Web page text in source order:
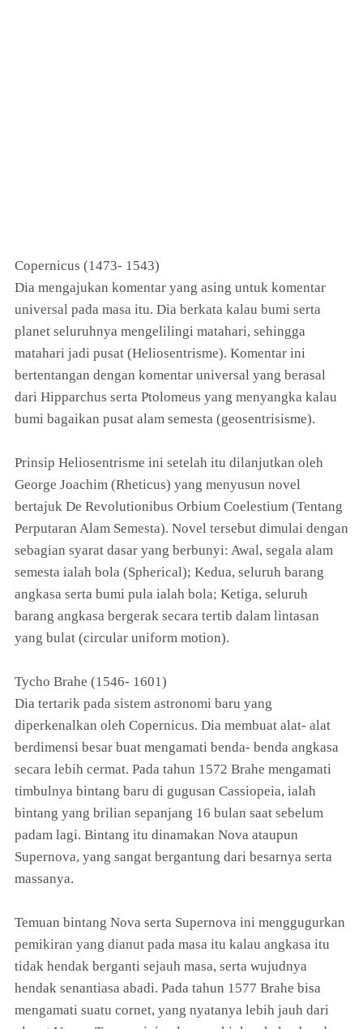
Copernicus (1473- 1543)
Dia mengajukan komentar yang asing untuk komentar
universal pada masa itu. Dia berkata kalau bumi serta
planet seluruhnya mengelilingi matahari, sehingga
matahari jadi pusat (Heliosentrisme). Komentar ini
bertentangan dengan komentar universal yang berasal
dari Hipparchus serta Ptolomeus yang menyangka kalau
bumi bagaikan pusat alam semesta (geosentrisisme).
Prinsip Heliosentrisme ini setelah itu dilanjutkan oleh
George Joachim (Rheticus) yang menyusun novel
bertajuk De Revolutionibus Orbium Coelestium (Tentang
Perputaran Alam Semesta). Novel tersebut dimulai dengan
sebagian syarat dasar yang berbunyi: Awal, segala alam
semesta ialah bola (Spherical); Kedua, seluruh barang
angkasa serta bumi pula ialah bola; Ketiga, seluruh
barang angkasa bergerak secara tertib dalam lintasan
yang bulat (circular uniform motion).
Tycho Brahe (1546- 1601)
Dia tertarik pada sistem astronomi baru yang
diperkenalkan oleh Copernicus. Dia membuat alat- alat
berdimensi besar buat mengamati benda- benda angkasa
secara lebih cermat. Pada tahun 1572 Brahe mengamati
timbulnya bintang baru di gugusan Cassiopeia, ialah
bintang yang brilian sepanjang 16 bulan saat sebelum
padam lagi. Bintang itu dinamakan Nova ataupun
Supernova, yang sangat bergantung dari besarnya serta
massanya.
Temuan bintang Nova serta Supernova ini menggugurkan
pemikiran yang dianut pada masa itu kalau angkasa itu
tidak hendak berganti sejauh masa, serta wujudnya
hendak senantiasa abadi. Pada tahun 1577 Brahe bisa
mengamati suatu cornet, yang nyatanya lebih jauh dari